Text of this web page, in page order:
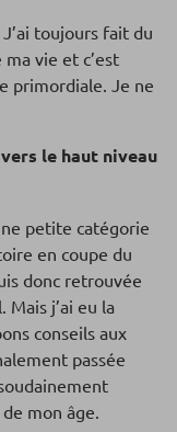
toujours fait du
vie et c’est
primordiale. Je ne
le haut niveau
petite catégorie
en coupe du
donc retrouvée
Mais j’ai eu la
conseils aux
passée
mon âge.